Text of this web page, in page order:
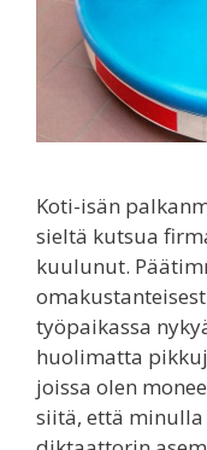
Koti-isän
sieltä kutsua
kuulunut.
työpaikassa
huolimatta
joissa olen
siitä, että